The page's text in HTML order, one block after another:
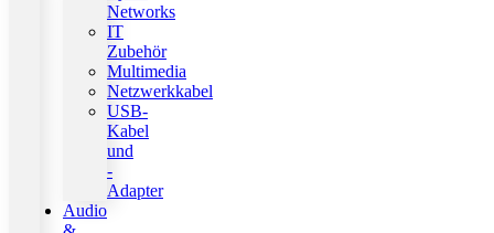
Networks
IT
Zubehör
Multimedia
Netzwerkkabel
USB-
Kabel
und
-
Adapter
Audio